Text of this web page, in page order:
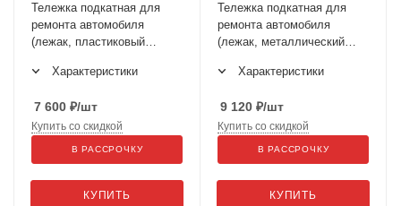
Тележка подкатная для
ремонта автомобиля
(лежак, пластиковый
Характеристики
7 600 ₽/шт
КУПИТЬ
Купить со скидкой
В РАССРОЧКУ
Тележка подкатная для
ремонта автомобиля
(лежак, металлический
конструкция JTC-3105
Характеристики
9 120 ₽/шт
КУПИТЬ
Купить со скидкой
В РАССРОЧКУ